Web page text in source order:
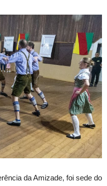
da Amizade, foi sede do